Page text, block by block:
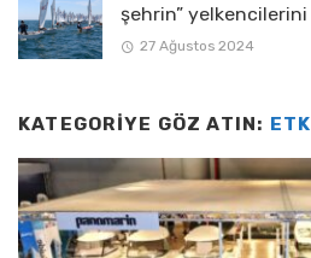
şehrin”
27 Ağustos 2024
KATEGORIYE GÖZ ATIN: